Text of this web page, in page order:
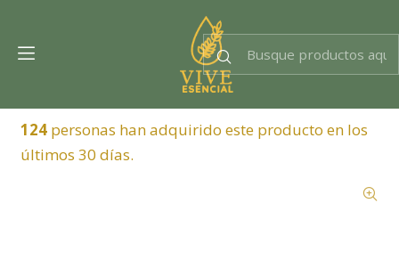
124personas han adquirido este producto en los
últimos 30 días.
Dra. EsencIAl
Experta en bienestar